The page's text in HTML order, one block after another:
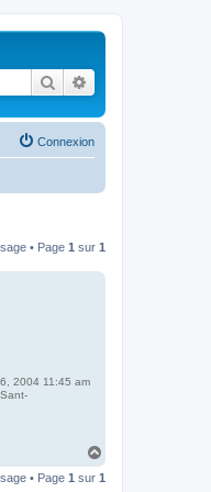
Rechercher
Connexion
• Page 1 sur 1
2004 11:45 am
u
• Page 1 sur 1